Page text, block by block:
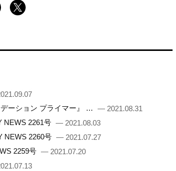
ーション プライマー』 …
— 2021.08.31
NEWS 2261号 — 2021.08.03
NEWS 2260号 — 2021.07.27
2259号 — 2021.07.20